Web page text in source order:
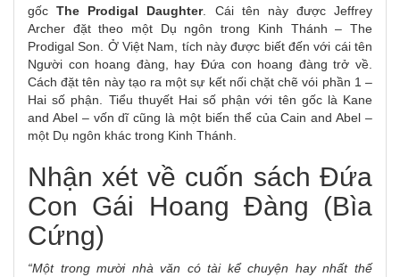
gốcThe Prodigal Daughter. Cái tên này được Jeffrey
Archer đặt theo một Dụ ngôn trong Kinh Thánh – The
Prodigal Son. Ở Việt Nam, tích này được biết đến với cái tên
Người con hoang đàng, hay Đứa con hoang đàng trở về.
Cách đặt tên này tạo ra một sự kết nối chặt chẽ vói phần 1 –
Hai số phận. Tiểu thuyết Hai số phận với tên gốc là Kane
and Abel – vốn dĩ cũng là một biến thể của Cain and Abel –
một Dụ ngôn khác trong Kinh Thánh.
Nhận xét về cuốn sách Đứa
Con Gái Hoang Đàng (Bìa
Cứng)
“Một trong mười nhà văn có tài kể chuyện hay nhất thế